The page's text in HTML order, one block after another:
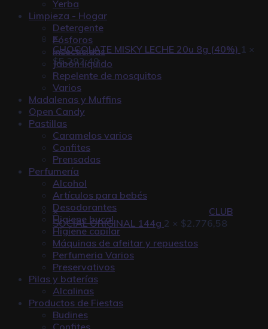
×
CHOCOLATE MISKY LECHE 20u 8g (40%) 1 ×
$5.292,49
×
CLUB
SOCIAL ORIGINAL 144g 2 × $2.776,58
Yerba
Limpieza - Hogar
Detergente
Fósforos
Insecticidas
Jabón líquido
Repelente de mosquitos
Varios
Madalenas y Muffins
Open Candy
Pastillas
Caramelos varios
Confites
Prensadas
Perfumería
Alcohol
Artículos para bebés
Desodorantes
Higiene bucal
Higiene capilar
Máquinas de afeitar y repuestos
Perfumeria Varios
Preservativos
Pilas y baterías
Alcalinas
Productos de Fiestas
Budines
Confites